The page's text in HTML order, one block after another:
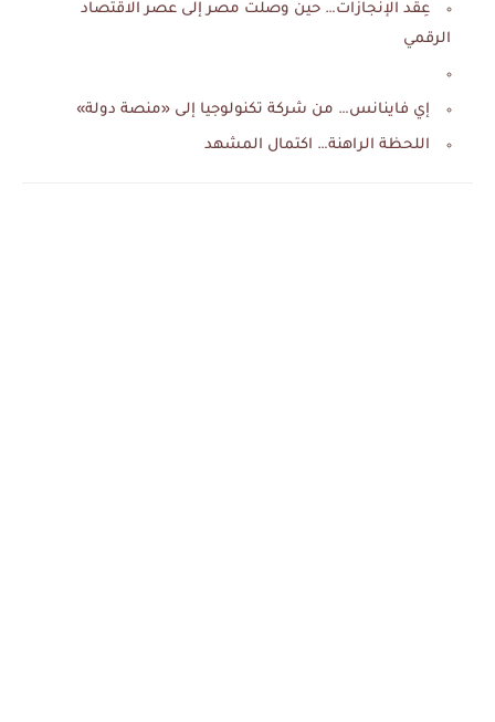
عِقد الإنجازات… حين وصلت مصر إلى عصر الاقتصاد
الرقمي
إي فاينانس… من شركة تكنولوجيا إلى «منصة دولة»
اللحظة الراهنة… اكتمال المشهد